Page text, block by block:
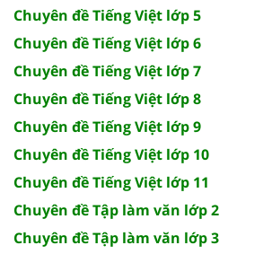
Chuyên đề Tiếng Việt lớp 5
Chuyên đề Tiếng Việt lớp 6
Chuyên đề Tiếng Việt lớp 7
Chuyên đề Tiếng Việt lớp 8
Chuyên đề Tiếng Việt lớp 9
Chuyên đề Tiếng Việt lớp 10
Chuyên đề Tiếng Việt lớp 11
Chuyên đề Tập làm văn lớp 2
Chuyên đề Tập làm văn lớp 3